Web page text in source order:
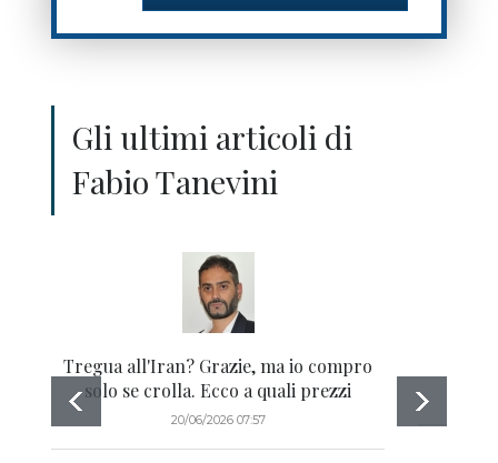
Gli ultimi articoli di
Fabio Tanevini
Tregua all'Iran? Grazie, ma io compro
solo se crolla. Ecco a quali prezzi
20/06/2026 07:57